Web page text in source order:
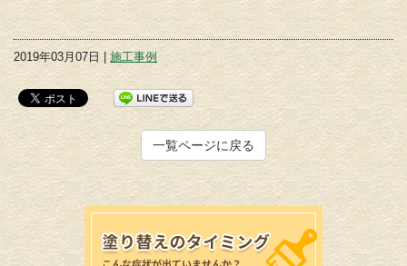
2019年03月07日 |施工事例
一覧ページに戻る